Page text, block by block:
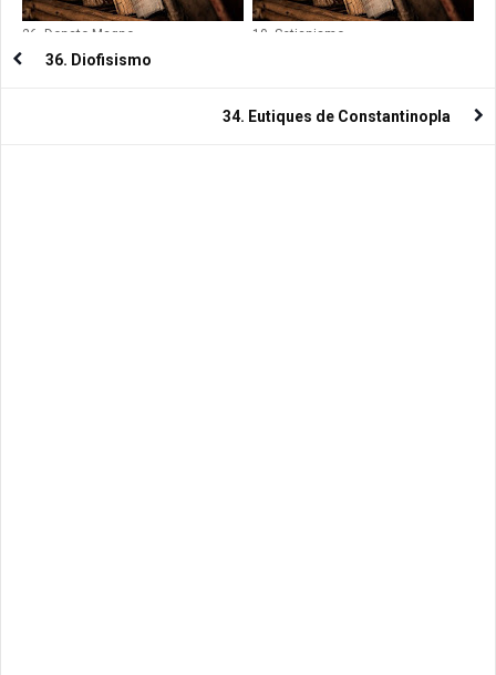
26. Donato Magno 10. Setianismo
36. Diofisismo
34. Eutiques de Constantinopla